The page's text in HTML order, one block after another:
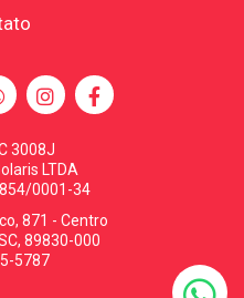
3008J
LTDA
0001-34
871 - Centro
89830-000
5787